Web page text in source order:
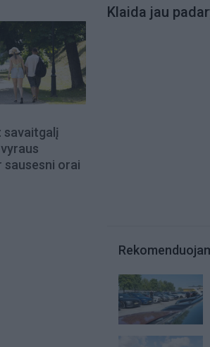
savaitgalį
sausesni orai
Klaida jau